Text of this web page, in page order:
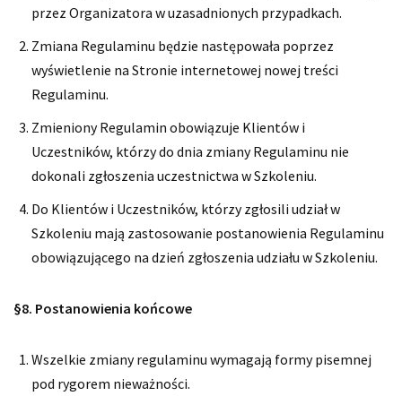
przez Organizatora w uzasadnionych przypadkach.
Zmiana Regulaminu będzie następowała poprzez
wyświetlenie na Stronie internetowej nowej treści
Regulaminu.
Zmieniony Regulamin obowiązuje Klientów i
Uczestników, którzy do dnia zmiany Regulaminu nie
dokonali zgłoszenia uczestnictwa w Szkoleniu.
Do Klientów i Uczestników, którzy zgłosili udział w
Szkoleniu mają zastosowanie postanowienia Regulaminu
obowiązującego na dzień zgłoszenia udziału w Szkoleniu.
§8. Postanowienia końcowe
Wszelkie zmiany regulaminu wymagają formy pisemnej
pod rygorem nieważności.